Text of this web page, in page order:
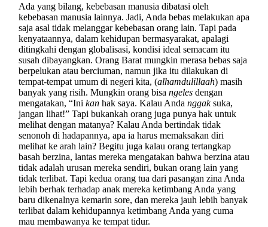
Ada yang bilang, kebebasan manusia dibatasi oleh
kebebasan manusia lainnya. Jadi, Anda bebas melakukan apa
saja asal tidak melanggar kebebasan orang lain. Tapi pada
kenyataannya, dalam kehidupan bermasyarakat, apalagi
ditingkahi dengan globalisasi, kondisi ideal semacam itu
susah dibayangkan. Orang Barat mungkin merasa bebas saja
berpelukan atau berciuman, namun jika itu dilakukan di
tempat-tempat umum di negeri kita, (alhamdulillaah) masih
banyak yang risih. Mungkin orang bisa ngeles dengan
mengatakan, “Ini kan hak saya. Kalau Anda nggaksuka,
jangan lihat!” Tapi bukankah orang juga punya hak untuk
melihat dengan matanya? Kalau Anda bertindak tidak
senonoh di hadapannya, apa ia harus memaksakan diri
melihat ke arah lain? Begitu juga kalau orang tertangkap
basah berzina, lantas mereka mengatakan bahwa berzina atau
tidak adalah urusan mereka sendiri, bukan orang lain yang
tidak terlibat. Tapi kedua orang tua dari pasangan zina Anda
lebih berhak terhadap anak mereka ketimbang Anda yang
baru dikenalnya kemarin sore, dan mereka jauh lebih banyak
terlibat dalam kehidupannya ketimbang Anda yang cuma
mau membawanya ke tempat tidur.